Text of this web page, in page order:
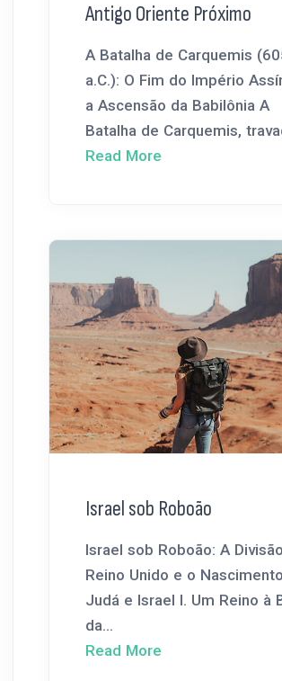
Antigo Oriente Próximo
A Batalha de Carquemis
a.C.): O Fim do Império
a Ascensão da Babilônia A
Batalha de Carquemis,
Read More
Israel sob Roboão
Israel sob Roboão: A
Reino Unido e o
Judá e Israel I. Um Reino à
da...
Read More